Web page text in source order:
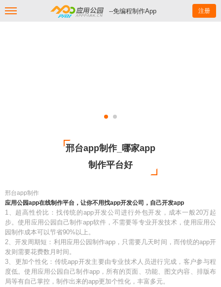
--免编程制作App 注册
邢台app制作_哪家app
制作平台好
邢台app制作
应用公园app在线制作平台，让你不用找app开发公司，自己开发app
1、超高性价比：找传统的app开发公司进行外包开发，成本一般20万起
步。使用应用公园自己制作app软件，不需要等专业开发技术，使用应用公
园制作成本可以节省90%以上。
2、开发周期短：利用应用公园制作app，只需要几天时间，而传统的app开
发则需要花费数月时间。
3、更加个性化：传统app开发主要由专业技术人员进行完成，客户参与程
度低。使用应用公园自己制作app，所有的页面、功能、图文内容、排版布
局等有自己掌控，制作出来的app更加个性化，丰富多元。